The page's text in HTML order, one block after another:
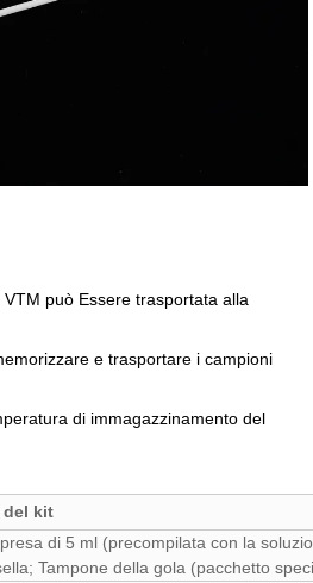
può Essere trasportata alla
e trasportare i campioni
di immagazzinamento del
del kit
di 5 ml (precompilata con la
Tampone della gola (pacchetto